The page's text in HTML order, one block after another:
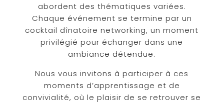
abordent des thématiques variées.
Chaque événement se termine par un
cocktail dînatoire networking, un moment
privilégié pour échanger dans une
ambiance détendue.
Nous vous invitons à participer à ces
moments d’apprentissage et de
convivialité, où le plaisir de se retrouver se